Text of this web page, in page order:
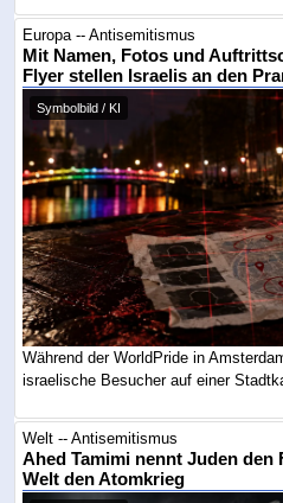
Europa -- Antisemitismus
Mit Namen, Fotos und
Flyer stellen Israelis an den
Symbolbild / KI
Während der WorldPride in
israelische Besucher auf einer
Welt -- Antisemitismus
Ahed Tamimi nennt Juden
Welt den Atomkrieg